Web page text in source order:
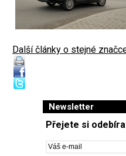
Další články o stejné
Newsletter
Přejete si